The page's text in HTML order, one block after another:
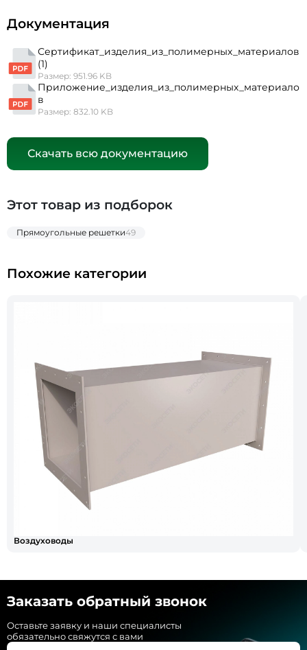
Документация
Сертификат_изделия_из_полимерных_материалов
(1)
Размер: 951.96 KB
Приложение_изделия_из_полимерных_материало
в
Размер: 832.10 KB
Скачать всю документацию
Этот товар из подборок
Прямоугольные решетки49
Похожие категории
Воздуховоды
Заказать обратный звонок
Оставьте заявку и наши специалисты
обязательно свяжутся с вами